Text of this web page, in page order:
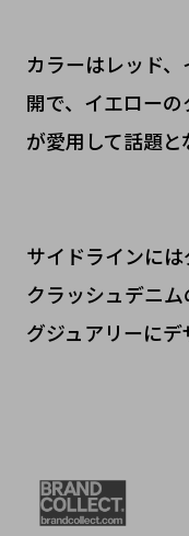
カラーはレッド
開で、イエロー
が愛用して話題と
サイドラインには
クラッシュデニ
グジュアリーにデ